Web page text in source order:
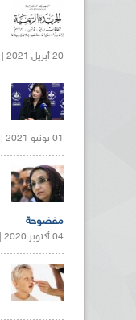
20 أبريل 2021 |
01 يونيو 2021 |
مفضوحة
04 أكتوبر 2020 |